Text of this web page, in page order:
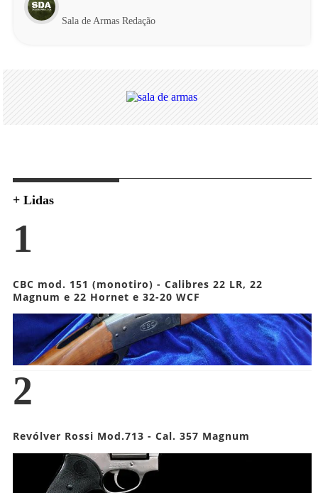
Sala de Armas Redação
+ Lidas
1
CBC mod. 151 (monotiro) - Calibres 22 LR, 22
Magnum e 22 Hornet e 32-20 WCF
2
Revólver Rossi Mod.713 - Cal. 357 Magnum